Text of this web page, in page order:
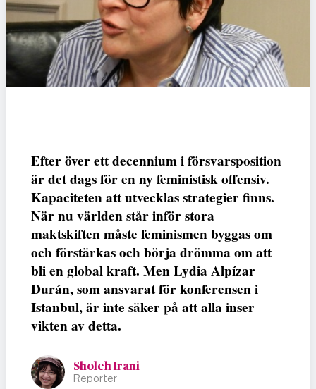
Efter över ett decennium i försvarsposition
är det dags för en ny feministisk offensiv.
Kapaciteten att utvecklas strategier finns.
När nu världen står inför stora
maktskiften måste feminismen byggas om
och förstärkas och börja drömma om att
bli en global kraft. Men Lydia Alpízar
Durán, som ansvarat för konferensen i
Istanbul, är inte säker på att alla inser
vikten av detta.
Sholeh Irani
Reporter